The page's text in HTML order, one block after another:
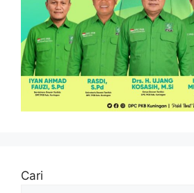
Cari